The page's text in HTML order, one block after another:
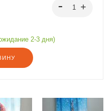
2-3 дня)